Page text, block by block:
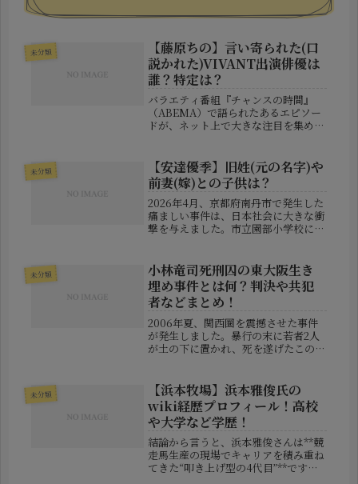
未分類
【藤原ちの】言い寄られた(口
説かれた)VIVANT出演俳優は
誰？特定は？
バラエティ番組『チャンスの時間』
（ABEMA）で語られたあるエピソー
ドが、ネット上で大きな注目を集めて
した“モテ自慢”の内容がきっかけ。な
んと彼女が言い寄られた男性が「ド
ラ...
未分類
【安達優季】旧姓(元の名字)や
前妻(嫁)との子供は？
2026年4月、京都府南丹市で発生した
痛ましい事件は、日本社会に大きな衝
撃を与えました。市立園部小学校に通
いう最悪の結末を迎え、父親である安
達優季容疑者が逮捕されました。...
未分類
小林竜司死刑囚の東大阪生き
埋め事件とは何？判決や共犯
者などまとめ！
2006年夏、関西圏を震撼させた事件
が発生しました。暴行の末に若者2人
が土の下に置かれ、死を遂げたこの事
が確定していた小林竜司（こばやし・
りゅうじ）死刑囚。彼が主導したと
さ...
未分類
【浜本牧場】浜本雅俊氏の
wiki経歴プロフィール！高校
や大学など学歴！
結論から言うと、浜本雅俊さんは**競
走馬生産の現場でキャリアを積み重ね
てきた“叩き上げ型の4代目”**です。